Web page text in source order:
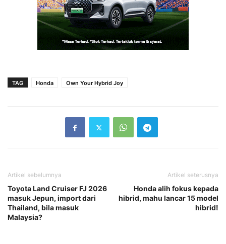
TAG Honda Own Your Hybrid Joy
Artikel sebelumnya
Toyota Land Cruiser FJ 2026
masuk Jepun, import dari
Thailand, bila masuk
Malaysia?
Artikel seterusnya
Honda alih fokus kepada
hibrid, mahu lancar 15 model
hibrid!